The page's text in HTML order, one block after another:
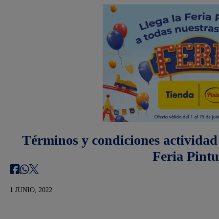
Términos y condiciones
Feria
1 JUNIO, 2022